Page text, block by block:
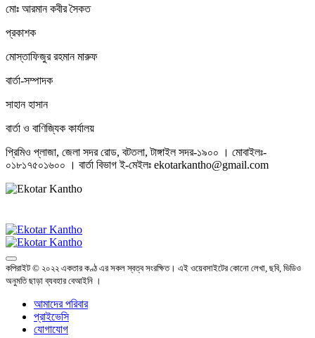
মোঃ আরমান কবীর সৈকত
প্রকাশক
মোস্তাফিজুর রহমান মারুফ
বার্তা-সম্পাদক
সাহান হাসান
বার্তা ও বাণিজ্যিক কার্যালয়
প্রিমিও প্লাজা, জেলা সদর রোড, বটতলা, টাঙ্গাইল সদর-১৯০০ । মোবাইলঃ-
০১৮১৭৫০১৬০০ । বার্তা বিভাগ ই-মেইলঃ ekotarkantho@gmail.com
কপিরাইট © ২০২২ একতার কণ্ঠ এর সকল স্বত্ব সংরক্ষিত। এই ওয়েবসাইটের কোনো লেখা, ছবি, ভিডিও
অনুমতি ছাড়া ব্যবহার বেআইনি ।
আমাদের পরিবার
প্রাইভেসি
যোগাযোগ